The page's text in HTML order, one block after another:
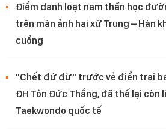
Điểm danh loạt nam thần học
trên màn ảnh hai xứ Trung – Hàn
cuồng
"Chết đứ đừ" trước vẻ điển trai
ĐH Tôn Đức Thắng, đã thế lại còn
Taekwondo quốc tế